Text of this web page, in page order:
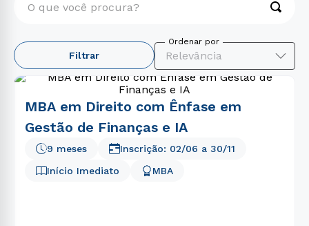
Filtrar Relevância
MBA em Direito com Ênfase em
Gestão de Finanças e IA
Início Imediato MBA
9 meses Inscrição: 02/06 a 30/11
TERMOS MAIS BUSCADOS
fisioterapia
2 º
enfermagem
3º
educação física
4
biomedicina
5º
psicologia